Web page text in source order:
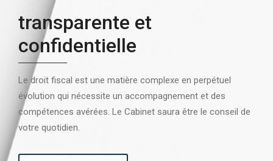
transparente et
confidentielle
Le droit fiscal est une matière complexe en perpétuel
évolution qui nécessite un accompagnement et des
compétences avérées. Le Cabinet saura être le conseil de
votre quotidien.